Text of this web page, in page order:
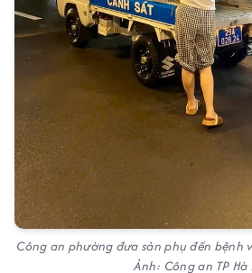
Công an phường đưa sản phụ đến bệnh
Ảnh: Công an TP Hà